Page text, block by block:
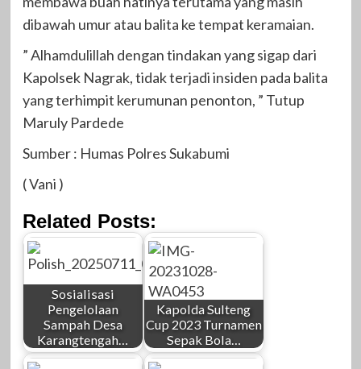
dibawah umur atau balita ke tempat keramaian.
” Alhamdulillah dengan tindakan yang sigap dari
Kapolsek Nagrak, tidak terjadi insiden pada balita
yang terhimpit kerumunan penonton, ” Tutup
Maruly Pardede
Sumber : Humas Polres Sukabumi
( Vani )
Related Posts:
Sosialisasi
Pengelolaan
Sampah Desa
Karangtengah…
Kapolda Sulteng
Cup 2023 Turnamen
Sepak Bola…